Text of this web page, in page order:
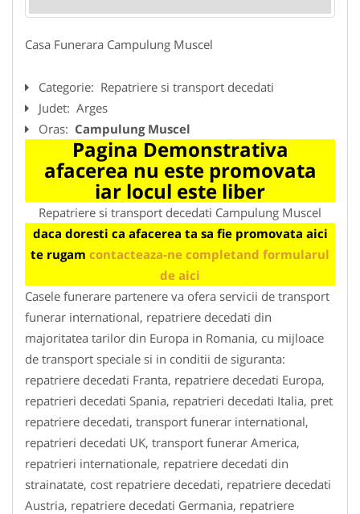
Casa Funerara Campulung Muscel
Categorie: Repatriere si transport decedati
Judet: Arges
Oras: Campulung Muscel
Pagina Demonstrativa
afacerea nu este promovata
iar locul este liber
Repatriere si transport decedati Campulung Muscel
daca doresti ca afacerea ta sa fie promovata aici
te rugam contacteaza-ne completand formularul
de aici
Casele funerare partenere va ofera servicii de transport
funerar international, repatriere decedati din
majoritatea tarilor din Europa in Romania, cu mijloace
de transport speciale si in conditii de siguranta:
repatriere decedati Franta, repatriere decedati Europa,
repatrieri decedati Spania, repatrieri decedati Italia, pret
repatriere decedati, transport funerar international,
repatrieri decedati UK, transport funerar America,
repatrieri internationale, repatriere decedati din
strainatate, cost repatriere decedati, repatriere decedati
Austria, repatriere decedati Germania, repatriere